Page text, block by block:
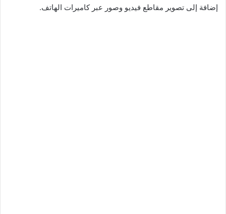
إضافة إلى تصوير مقاطع فيديو وصور عبر كاميرات الهاتف.